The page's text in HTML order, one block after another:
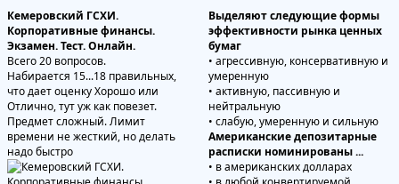
Кемеровский ГСХИ.
Корпоративные финансы.
Экзамен. Тест. Онлайн.
Всего 20 вопросов.
Набирается 15...18 правильных,
что дает оценку Хорошо или
Отлично, тут уж как повезет.
Предмет сложный. Лимит
времени не жесткий, но делать
надо быстро
Выделяют следующие формы
эффективности рынка ценных
бумаг
• агрессивную, консервативную и
умеренную
• активную, пассивную и
нейтральную
• слабую, умеренную и сильную
Американские депозитарные
расписки номинированы ...
• в американских долларах